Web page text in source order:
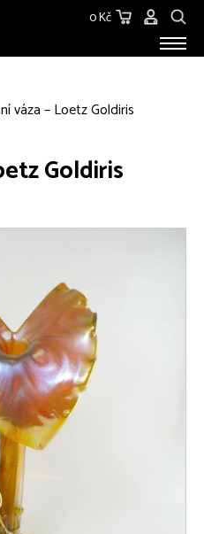
0 Kč
váza – Loetz Goldiris
Goldiris